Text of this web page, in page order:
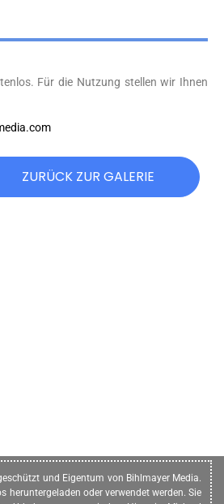
Für die Nutzung stellen wir Ihnen
ZURÜCK ZUR GALERIE
und Eigentum von Bihlmayer Media.
oder verwendet werden. Sie